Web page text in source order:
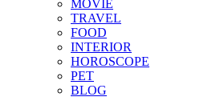
MOVIE
TRAVEL
FOOD
INTERIOR
HOROSCOPE
PET
BLOG